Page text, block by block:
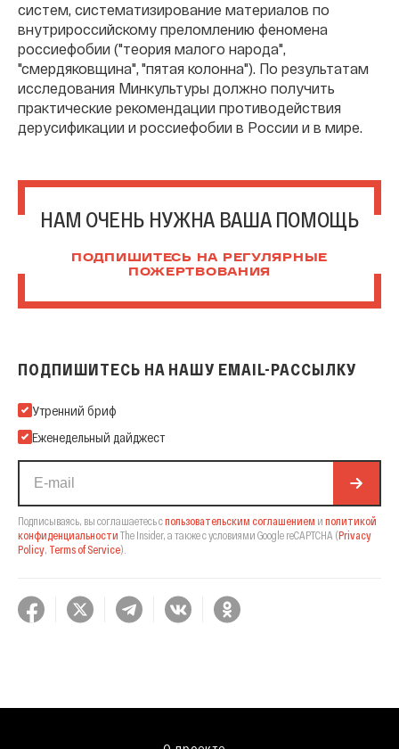
систем, систематизирование материалов по
внутрироссийскому преломлению феномена
россиефобии ("теория малого народа",
"смердяковщина", "пятая колонна"). По результатам
исследования Минкультуры должно получить
практические рекомендации противодействия
дерусификации и россиефобии в России и в мире.
НАМ ОЧЕНЬ НУЖНА ВАША ПОМОЩЬ
ПОДПИШИТЕСЬ НА РЕГУЛЯРНЫЕ
ПОЖЕРТВОВАНИЯ
ПОДПИШИТЕСЬ НА НАШУ EMAIL-РАССЫЛКУ
Подпишитесь на нашу Email-рассылку
Утренний бриф
Еженедельный дайджест
Подписываясь, вы соглашаетесь спользовательским соглашением и политикой
конфиденциальности The Insider, а также с условиями Google reCAPTCHA (Privacy
Policy, Terms of Service).